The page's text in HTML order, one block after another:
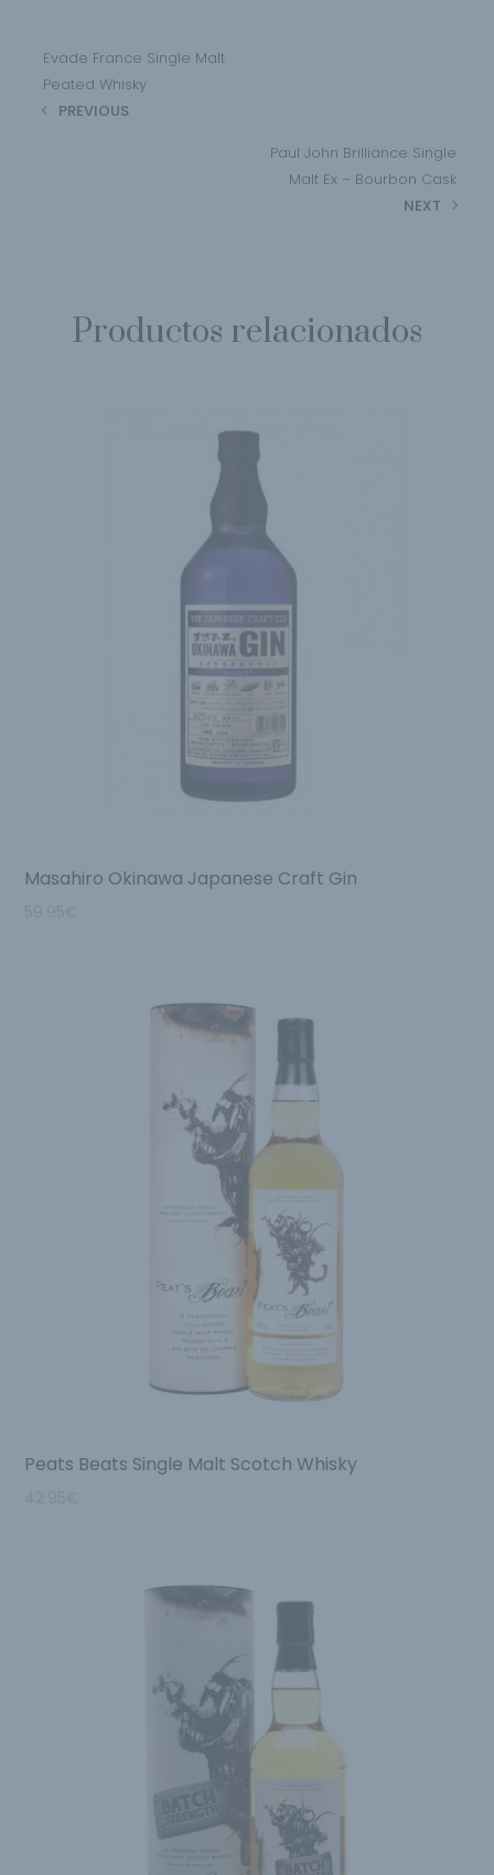
Evade France Single Malt
Peated Whisky
PREVIOUS
Paul John Brilliance Single
Malt Ex – Bourbon Cask
NEXT
Productos relacionados
Masahiro Okinawa Japanese Craft Gin
59.95€
Peats Beats Single Malt Scotch Whisky
42.95€